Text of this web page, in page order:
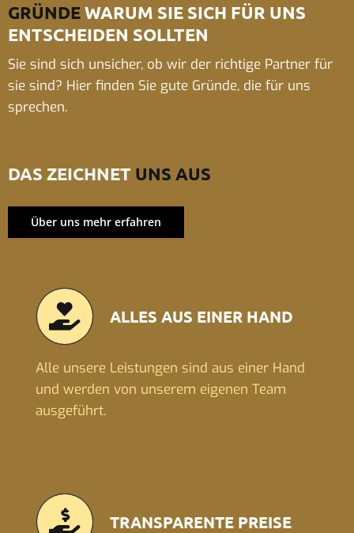
GRÜNDEWARUM SIE SICH FÜR UNS
ENTSCHEIDEN SOLLTEN
Sie sind sich unsicher, ob wir der richtige Partner für
sie sind? Hier finden Sie gute Gründe, die für uns
sprechen.
DAS ZEICHNET UNS AUS
Über uns mehr erfahren
ALLES AUS EINER HAND
Alle unsere Leistungen sind aus einer Hand
und werden von unserem eigenen Team
ausgeführt.
TRANSPARENTE PREISE